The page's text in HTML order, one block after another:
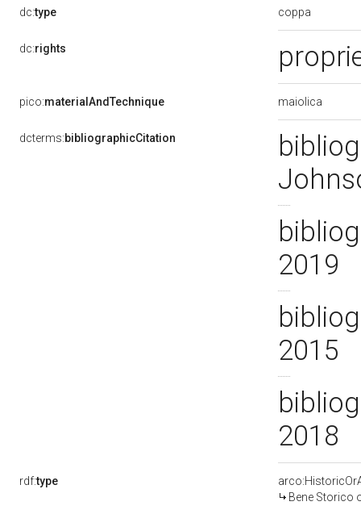
dc:type coppa
dc:rights
pico:materialAndTechnique maiolica
dcterms:bibliographicCitation
2019
2015
2018
rdf:type
Bene Storico